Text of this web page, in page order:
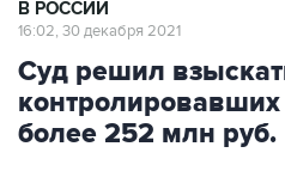
В РОССИИ
16:02, 30 декабря 2021
Суд решил
более 252 млн руб.